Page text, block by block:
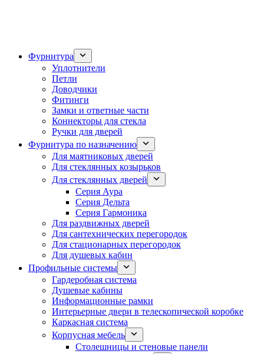
Фурнитура
Уплотнители
Петли
Доводчики
Фитинги
Замки и ответные части
Коннекторы для стекла
Ручки для дверей
Фурнитура по назначению
Для маятниковых дверей
Для стеклянных козырьков
Для стеклянных дверей
Серия Аура
Серия Дельта
Серия Гармоника
Для раздвижных дверей
Для сантехнических перегородок
Для стационарных перегородок
Для душевых кабин
Профильные системы
Гардеробная система
Душевые кабины
Информационные рамки
Интерьерные двери в телескопической коробке
Каркасная система
Корпусная мебель
Столешницы и стеновые панели